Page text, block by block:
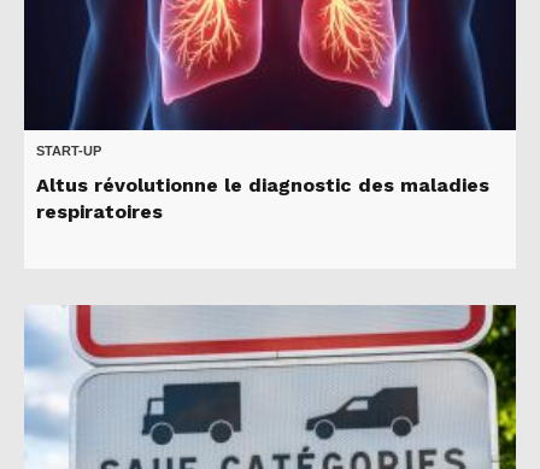
START-UP
Altus révolutionne le diagnostic des maladies
respiratoires